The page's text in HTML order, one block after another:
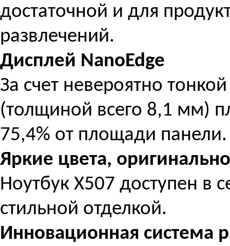
достаточной и для
развлечений.
Дисплей NanoEdge
За счет невероятно
(толщиной всего 8,1 мм)
75,4% от площади панели.
Яркие цвета,
Ноутбук X507 доступен в
стильной отделкой.
Инновационная система